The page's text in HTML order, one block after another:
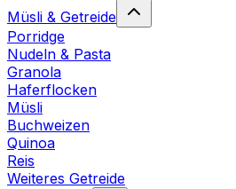
Müsli & Getreide
Porridge
Nudeln & Pasta
Granola
Haferflocken
Müsli
Buchweizen
Quinoa
Reis
Weiteres Getreide